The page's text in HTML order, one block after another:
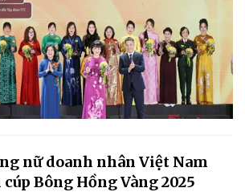
nữ doanh nhân Việt Nam
Bông Hồng Vàng 2025